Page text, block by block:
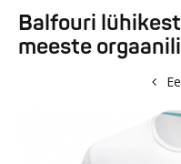
Balfouri
meeste